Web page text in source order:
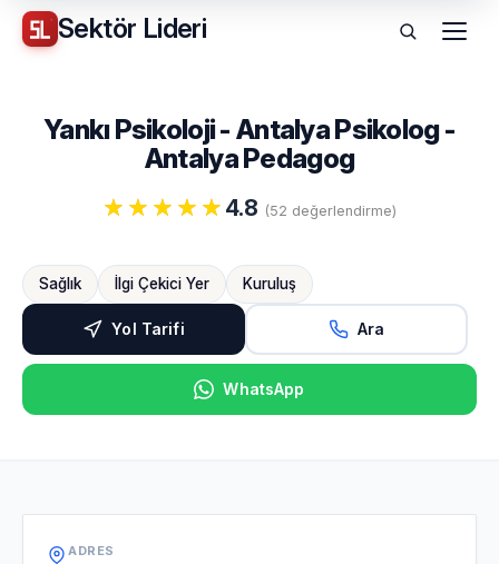
Sektör Lideri Menü
Yankı Psikoloji - Antalya Psikolog -
Antalya Pedagog
4.8 (52 değerlendirme)
Sağlık İlgi Çekici Yer Kuruluş
Yol Tarifi Ara
WhatsApp
ADRES